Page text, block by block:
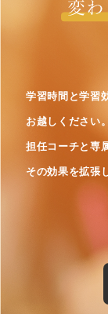
学習時間と学習
お越しください。
担任コーチと専
その効果を拡張